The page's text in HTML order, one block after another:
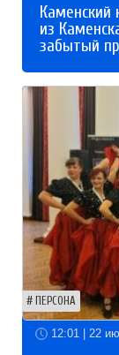
Каменский
из
забытый
ПЕРСОНА
12:01 | 22